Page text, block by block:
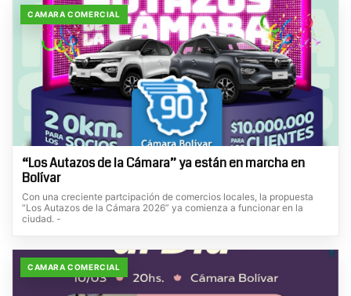
CAMARA COMERCIAL
“Los Autazos de la Cámara” ya están en marcha en
Bolívar
Con una creciente partcipación de comercios locales, la propuesta
“Los Autazos de la Cámara 2026” ya comienza a funcionar en la
ciudad. -
CAMARA COMERCIAL